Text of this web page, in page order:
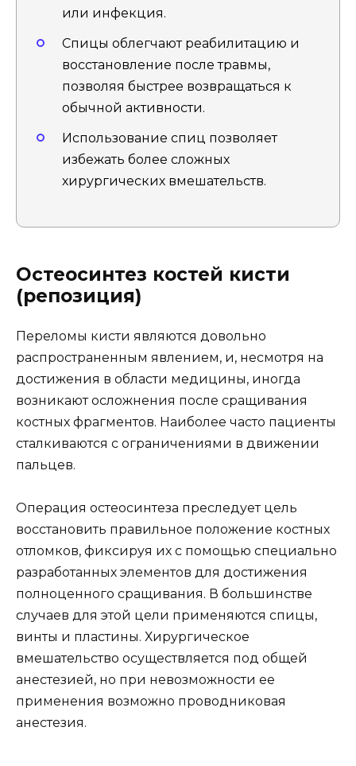
или инфекция.
Спицы облегчают реабилитацию и
восстановление после травмы,
позволяя быстрее возвращаться к
обычной активности.
Использование спиц позволяет
избежать более сложных
хирургических вмешательств.
Остеосинтез костей кисти
(репозиция)
Переломы кисти являются довольно
распространенным явлением, и, несмотря на
достижения в области медицины, иногда
возникают осложнения после сращивания
костных фрагментов. Наиболее часто пациенты
сталкиваются с ограничениями в движении
пальцев.
Операция остеосинтеза преследует цель
восстановить правильное положение костных
отломков, фиксируя их с помощью специально
разработанных элементов для достижения
полноценного сращивания. В большинстве
случаев для этой цели применяются спицы,
винты и пластины. Хирургическое
вмешательство осуществляется под общей
анестезией, но при невозможности ее
применения возможно проводниковая
анестезия.